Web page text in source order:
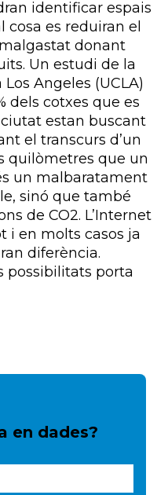
identificar espais
cosa es reduiran el
donant
Un estudi de la
Angeles (UCLA)
dels cotxes que es
estan buscant
el transcurs d’un
quilòmetres que un
un malbaratament
sinó que també
de CO2. L’Internet
i en molts casos ja
diferència.
possibilitats porta
en dades?